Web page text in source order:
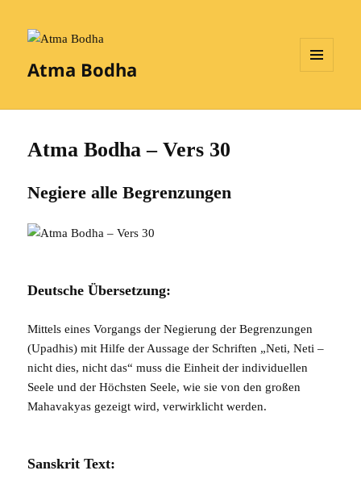
Atma Bodha
Atma Bodha – Vers 30
Negiere alle Begrenzungen
Deutsche Übersetzung:
Mittels eines Vorgangs der Negierung der Begrenzungen
(Upadhis) mit Hilfe der Aussage der Schriften „Neti, Neti –
nicht dies, nicht das“ muss die Einheit der individuellen
Seele und der Höchsten Seele, wie sie von den großen
Mahavakyas gezeigt wird, verwirklicht werden.
Sanskrit Text: